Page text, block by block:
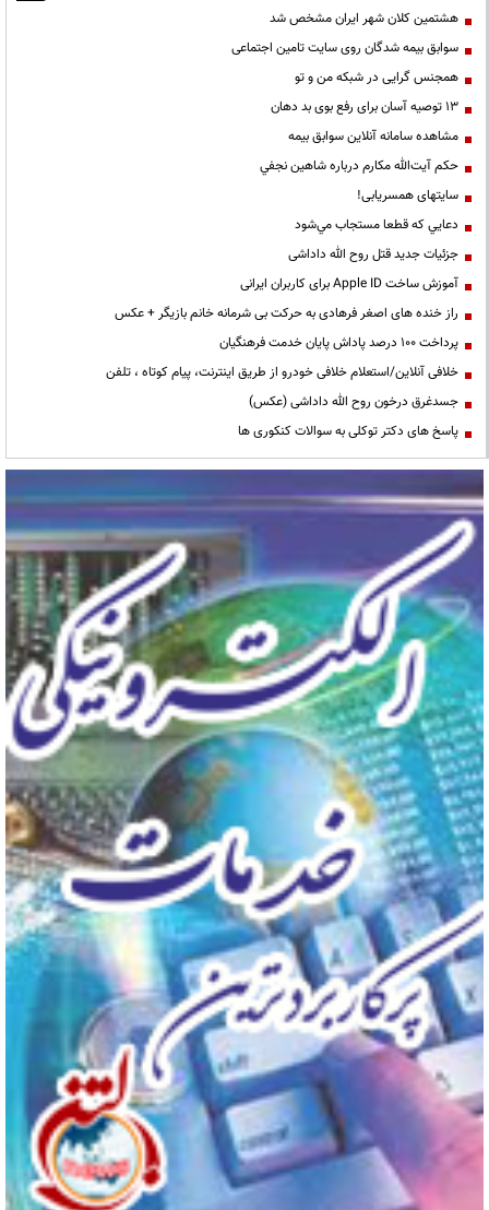
هشتمین کلان شهر ایران مشخص شد
سوابق بیمه شدگان روی سایت تامین اجتماعی
همجنس گرایی در شبکه من و تو
13 توصیه آسان برای رفع بوی بد دهان
مشاهده سامانه آنلاين سوابق بیمه
حكم آيت‌الله مكارم درباره شاهين نجفي
سایتهای همسریابی!
دعايي كه قطعا مستجاب مي‌شود
جزئیات جدید قتل روح الله داداشی
آموزش ساخت Apple ID برای کاربران ایرانی
راز خنده های اصغر فرهادی به حرکت بی شرمانه خانم بازیگر + عکس
پرداخت ۱۰۰ درصد پاداش پایان خدمت فرهنگیان
خلافی آنلاین/استعلام خلافی خودرو از طریق اینترنت، پیام کوتاه ، تلفن
جسدغرق درخون روح الله داداشی (عکس)
پاسخ های دکتر توکلی به سوالات کنکوری ها